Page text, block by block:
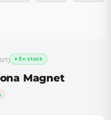
) ● En stock
Magnet